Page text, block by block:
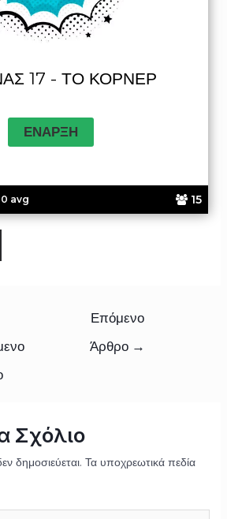
avg 15
17 - ΤΟ ΚΌΡΝΕΡ
Επόμενο
Άρθρο →
Σχόλιο
δημοσιεύεται. Τα υποχρεωτικά πεδία